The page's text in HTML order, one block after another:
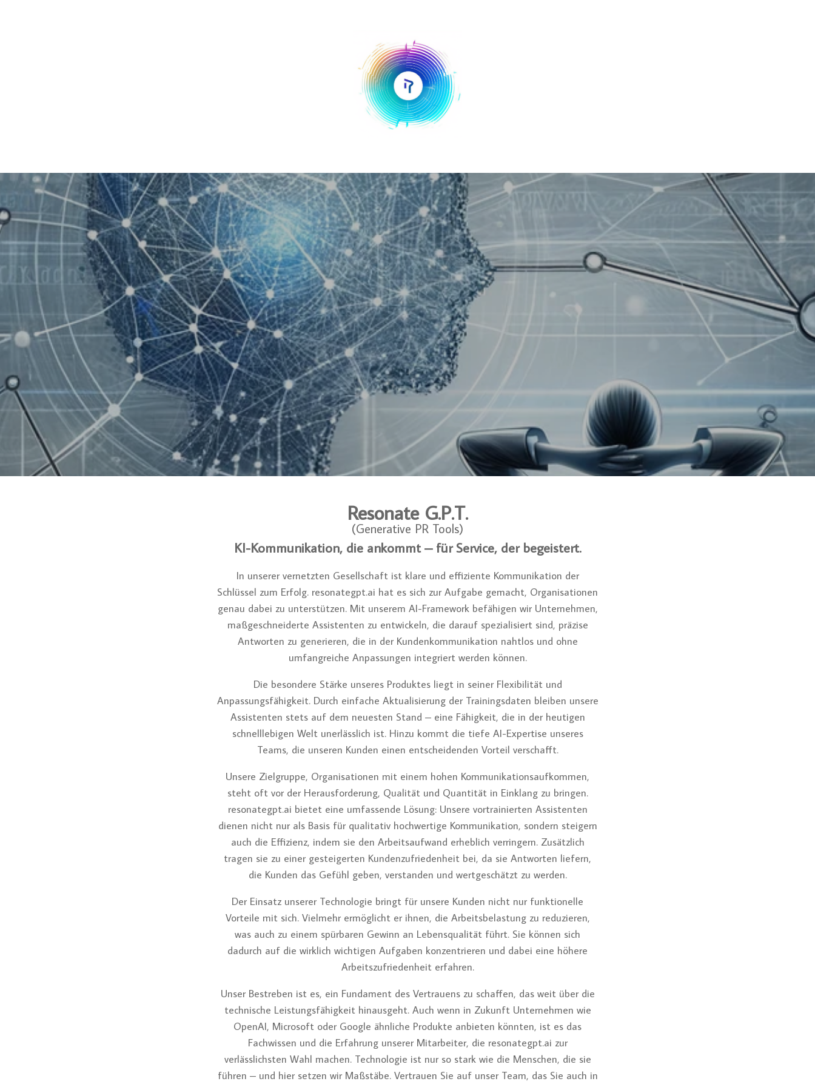
Resonate G.P.T.
(Generative PR Tools)
KI-Kommunikation, die ankommt – für Service, der begeistert.
In unserer vernetzten Gesellschaft ist klare und effiziente Kommunikation der
Schlüssel zum Erfolg. resonategpt.ai hat es sich zur Aufgabe gemacht, Organisationen
genau dabei zu unterstützen. Mit unserem AI-Framework befähigen wir Unternehmen,
maßgeschneiderte Assistenten zu entwickeln, die darauf spezialisiert sind, präzise
Antworten zu generieren, die in der Kundenkommunikation nahtlos und ohne
umfangreiche Anpassungen integriert werden können.
Die besondere Stärke unseres Produktes liegt in seiner Flexibilität und
Anpassungsfähigkeit. Durch einfache Aktualisierung der Trainingsdaten bleiben unsere
Assistenten stets auf dem neuesten Stand – eine Fähigkeit, die in der heutigen
schnelllebigen Welt unerlässlich ist. Hinzu kommt die tiefe AI-Expertise unseres
Teams, die unseren Kunden einen entscheidenden Vorteil verschafft.
Unsere Zielgruppe, Organisationen mit einem hohen Kommunikationsaufkommen,
steht oft vor der Herausforderung, Qualität und Quantität in Einklang zu bringen.
resonategpt.ai bietet eine umfassende Lösung: Unsere vortrainierten Assistenten
dienen nicht nur als Basis für qualitativ hochwertige Kommunikation, sondern steigern
auch die Effizienz, indem sie den Arbeitsaufwand erheblich verringern. Zusätzlich
tragen sie zu einer gesteigerten Kundenzufriedenheit bei, da sie Antworten liefern,
die Kunden das Gefühl geben, verstanden und wertgeschätzt zu werden.
Der Einsatz unserer Technologie bringt für unsere Kunden nicht nur funktionelle
Vorteile mit sich. Vielmehr ermöglicht er ihnen, die Arbeitsbelastung zu reduzieren,
was auch zu einem spürbaren Gewinn an Lebensqualität führt. Sie können sich
dadurch auf die wirklich wichtigen Aufgaben konzentrieren und dabei eine höhere
Arbeitszufriedenheit erfahren.
Unser Bestreben ist es, ein Fundament des Vertrauens zu schaffen, das weit über die
technische Leistungsfähigkeit hinausgeht. Auch wenn in Zukunft Unternehmen wie
OpenAI, Microsoft oder Google ähnliche Produkte anbieten könnten, ist es das
Fachwissen und die Erfahrung unserer Mitarbeiter, die resonategpt.ai zur
verlässlichsten Wahl machen. Technologie ist nur so stark wie die Menschen, die sie
führen – und hier setzen wir Maßstäbe. Vertrauen Sie auf unser Team, das Sie auch in